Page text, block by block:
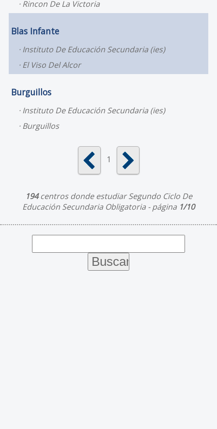
Rincon De La Victoria
Blas Infante
Instituto De Educación Secundaria (ies)
El Viso Del Alcor
Burguillos
Instituto De Educación Secundaria (ies)
Burguillos
1
194centros donde estudiar Segundo Ciclo De
Educación Secundaria Obligatoria - página 1/10